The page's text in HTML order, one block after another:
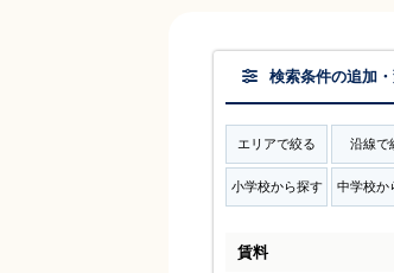
検索条件の追加
エリアで絞る 沿線で
小学校から探す 中学校か
賃料